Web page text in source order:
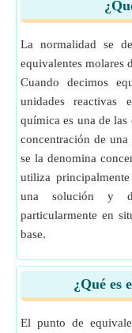
La normalidad se
equivalentes molares
Cuando decimos
unidades reactivas
química es una de
concentración de
se la denomina
utiliza
una solución y
particularmente en
base.
¿Qué es
El punto de